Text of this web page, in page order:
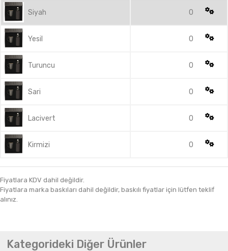
Siyah 0
Yesil 0
Turuncu 0
Sari 0
Lacivert 0
Kirmizi 0
Fiyatlara KDV dahil değildir.
Fiyatlara marka baskıları dahil değildir, baskılı fiyatlar için lütfen teklif
alınız.
Kategorideki Diğer Ürünler